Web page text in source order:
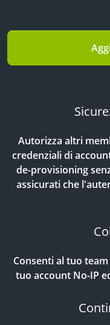
Autorizza altri
credenziali di
de-provisioning
assicurati che
Consenti al tuo
tuo account No-IP